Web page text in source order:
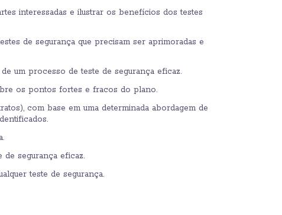
interessadas e ilustrar os benefícios dos testes
de segurança que precisam ser aprimoradas e
um processo de teste de segurança eficaz.
os pontos fortes e fracos do plano.
com base em uma determinada abordagem de
segurança eficaz.
teste de segurança.